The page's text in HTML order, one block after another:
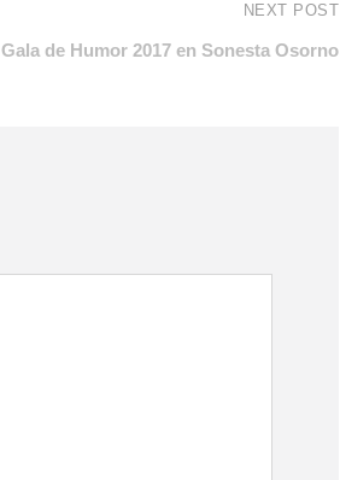
NEXT POST
Gala de Humor 2017 en Sonesta Osorno